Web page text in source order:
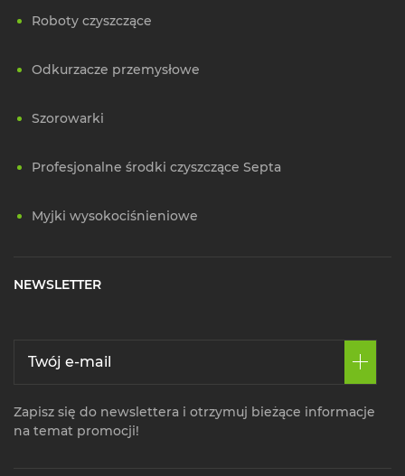
Roboty czyszczące
Odkurzacze przemysłowe
Szorowarki
Profesjonalne środki czyszczące Septa
Myjki wysokociśnieniowe
NEWSLETTER
Zapisz się do newslettera i otrzymuj bieżące informacje
na temat promocji!